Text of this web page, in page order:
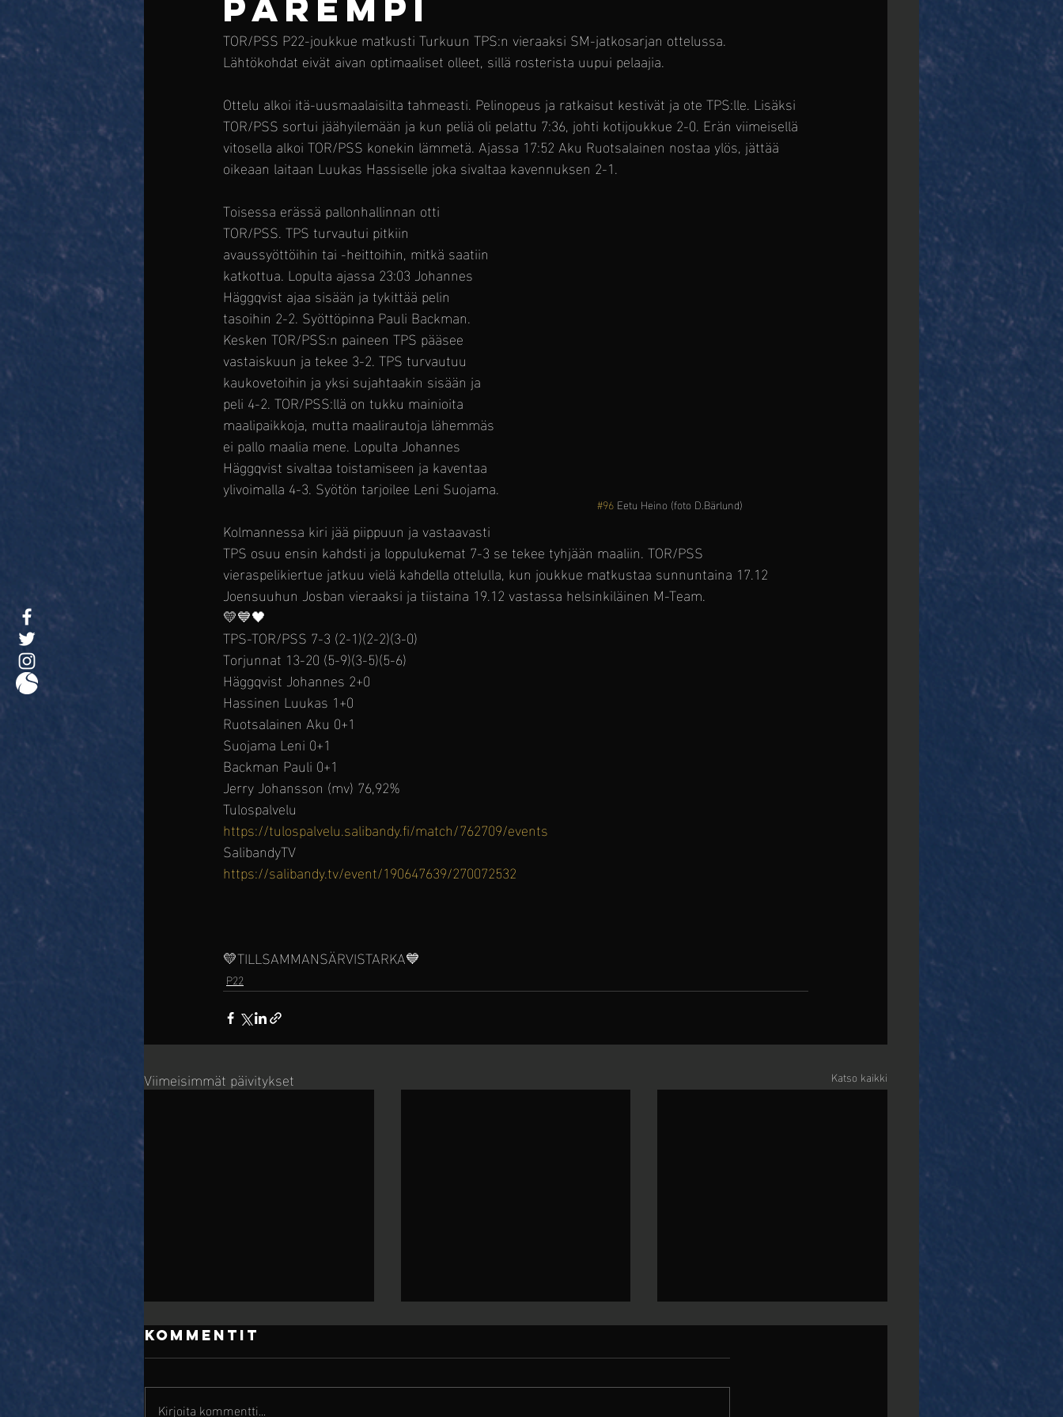
TOR/PSS P22-joukkue matkusti Turkuun TPS:n vieraaksi SM-jatkosarjan ottelussa.
Lähtökohdat eivät aivan optimaaliset olleet, sillä rosterista uupui pelaajia.
Ottelu alkoi itä-uusmaalaisilta tahmeasti. Pelinopeus ja ratkaisut kestivät ja ote TPS:lle. Lisäksi
TOR/PSS sortui jäähyilemään ja kun peliä oli pelattu 7:36, johti kotijoukkue 2-0. Erän viimeisellä
vitosella alkoi TOR/PSS konekin lämmetä. Ajassa 17:52 Aku Ruotsalainen nostaa ylös, jättää
oikeaan laitaan Luukas Hassiselle joka sivaltaa kavennuksen 2-1.
#96 Eetu Heino (foto D.Bärlund)
Toisessa erässä pallonhallinnan otti
TOR/PSS. TPS turvautui pitkiin
avaussyöttöihin tai -heittoihin, mitkä saatiin
katkottua. Lopulta ajassa 23:03 Johannes
Häggqvist ajaa sisään ja tykittää pelin
tasoihin 2-2. Syöttöpinna Pauli Backman.
Kesken TOR/PSS:n paineen TPS pääsee
vastaiskuun ja tekee 3-2. TPS turvautuu
kaukovetoihin ja yksi sujahtaakin sisään ja
peli 4-2. TOR/PSS:llä on tukku mainioita
maalipaikkoja, mutta maalirautoja lähemmäs
ei pallo maalia mene. Lopulta Johannes
Häggqvist sivaltaa toistamiseen ja kaventaa
ylivoimalla 4-3. Syötön tarjoilee Leni Suojama.
Kolmannessa kiri jää piippuun ja vastaavasti
TPS osuu ensin kahdsti ja loppulukemat 7-3 se tekee tyhjään maaliin. TOR/PSS
vieraspelikiertue jatkuu vielä kahdella ottelulla, kun joukkue matkustaa sunnuntaina 17.12
Joensuuhun Josban vieraaksi ja tiistaina 19.12 vastassa helsinkiläinen M-Team.
💛💙🖤
TPS-TOR/PSS 7-3 (2-1)(2-2)(3-0)
Torjunnat 13-20 (5-9)(3-5)(5-6)
Häggqvist Johannes 2+0
Hassinen Luukas 1+0
Ruotsalainen Aku 0+1
Suojama Leni 0+1
Backman Pauli 0+1
Jerry Johansson (mv) 76,92%
Tulospalvelu
https://tulospalvelu.salibandy.fi/match/762709/events
SalibandyTV
https://salibandy.tv/event/190647639/270072532
💛TILLSAMMANSÄRVISTARKA💙
P22
Viimeisimmät päivitykset Katso kaikki
Kommentit
Kirjoita kommentti...